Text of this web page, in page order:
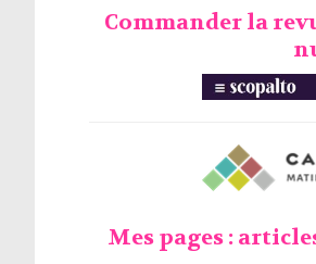
Commander la
Mes pages :